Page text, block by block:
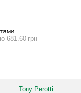
681.60 грн
Tony Perotti